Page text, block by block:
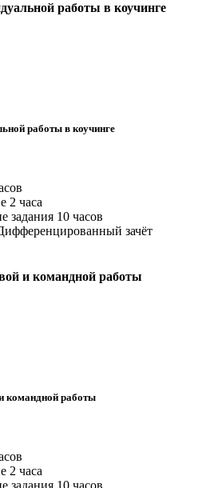
работы в коучинге
работы в коучинге
2 часа
задания 10 часов
зачёт
и командной работы
командной работы
2 часа
задания 10 часов